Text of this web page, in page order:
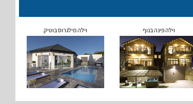
וילה פינה בנוף וילה מילגרוס בוטיק